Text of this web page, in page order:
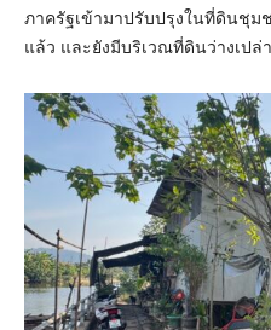
ภาครัฐเข้ามาปรับปรุงในที่ดินชุม
แล้ว และยังมีบริเวณที่ดินว่างเปล่